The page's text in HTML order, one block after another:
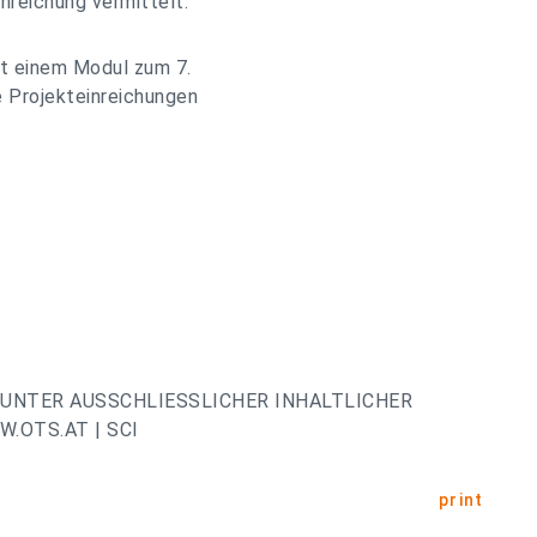
Modul zum 7.
Projekteinreichungen
AUSSCHLIESSLICHER INHALTLICHER
| SCI
print